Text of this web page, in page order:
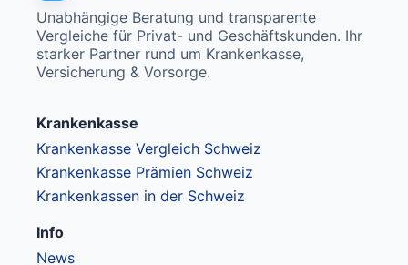
Unabhängige Beratung und transparente
Vergleiche für Privat- und Geschäftskunden. Ihr
starker Partner rund um Krankenkasse,
Versicherung & Vorsorge.
Krankenkasse
Krankenkasse Vergleich Schweiz
Krankenkasse Prämien Schweiz
Krankenkassen in der Schweiz
Info
News